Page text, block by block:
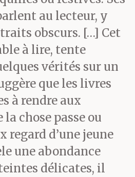
au lecteur, y
obscurs. […] Cet
à lire, tente
vérités sur un
que les livres
à rendre aux
chose passe ou
regard d’une jeune
une abondance
délicates, il